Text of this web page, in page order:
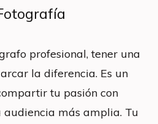
profesional, tener una
la diferencia. Es un
tu pasión con
más amplia. Tu